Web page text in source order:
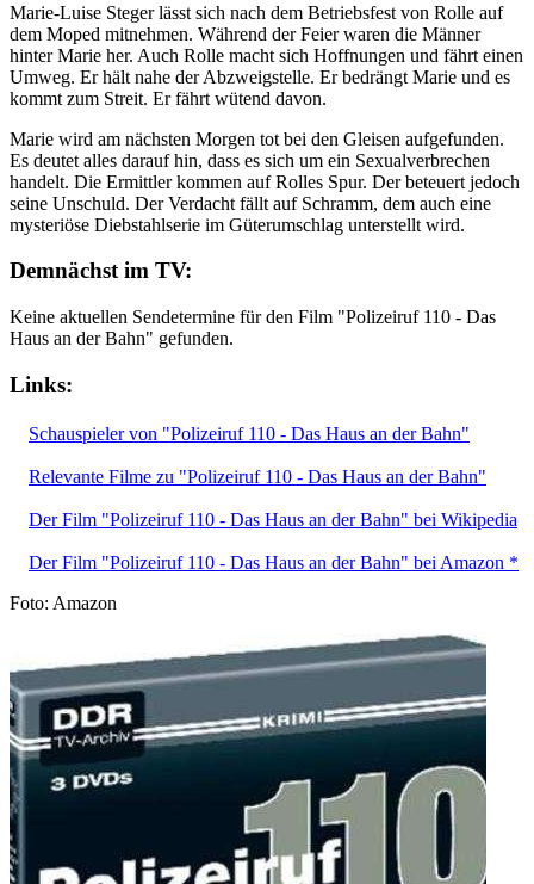
Marie-Luise Steger lässt sich nach dem Betriebsfest von Rolle auf
dem Moped mitnehmen. Während der Feier waren die Männer
hinter Marie her. Auch Rolle macht sich Hoffnungen und fährt einen
Umweg. Er hält nahe der Abzweigstelle. Er bedrängt Marie und es
kommt zum Streit. Er fährt wütend davon.
Marie wird am nächsten Morgen tot bei den Gleisen aufgefunden.
Es deutet alles darauf hin, dass es sich um ein Sexualverbrechen
handelt. Die Ermittler kommen auf Rolles Spur. Der beteuert jedoch
seine Unschuld. Der Verdacht fällt auf Schramm, dem auch eine
mysteriöse Diebstahlserie im Güterumschlag unterstellt wird.
Demnächst im TV:
Keine aktuellen Sendetermine für den Film "Polizeiruf 110 - Das
Haus an der Bahn" gefunden.
Links:
Schauspieler von "Polizeiruf 110 - Das Haus an der Bahn"
Relevante Filme zu "Polizeiruf 110 - Das Haus an der Bahn"
Der Film "Polizeiruf 110 - Das Haus an der Bahn" bei Wikipedia
Der Film "Polizeiruf 110 - Das Haus an der Bahn" bei Amazon *
Foto: Amazon